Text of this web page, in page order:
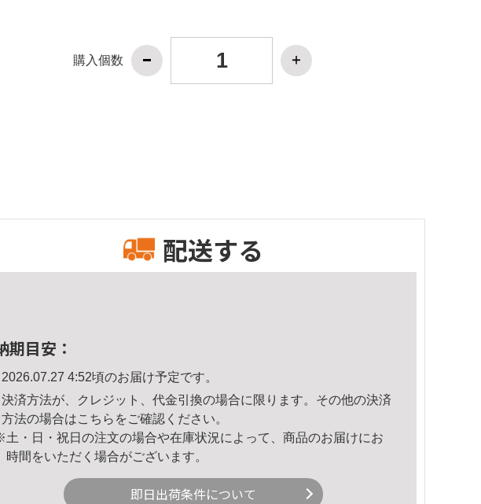
購入個数
配送する
期目安：
2026.07.27 4:52頃のお届け予定です。
決済方法が、クレジット、代金引換の場合に限ります。その他の決済
方法の場合はこちら をご確認ください。
土・日・祝日の注文の場合や在庫状況によって、商品のお届けにお
時間をいただく場合がございます。
即日出荷条件について